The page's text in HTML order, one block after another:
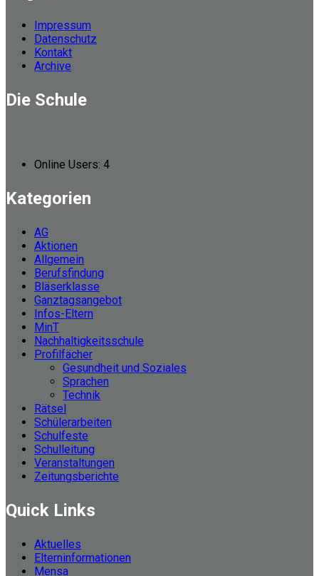
Impressum
Datenschutz
Kontakt
Archive
Die Schule
Online Users: 4
Kategorien
AG
Aktionen
Allgemein
Berufsfindung
Bläserklasse
Ganztagsangebot
Infos-Eltern
MinT
Nachhaltigkeitsschule
Profilfächer
Gesundheit und Soziales
Sprachen
Technik
Rätsel
Schülerarbeiten
Schulfeste
Schulleitung
Veranstaltungen
Zeitungsberichte
Quick Links
Aktuelles
Elterninformationen
Mensa